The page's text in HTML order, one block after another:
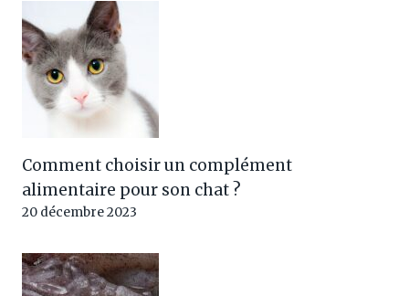
Comment choisir un complément
alimentaire pour son chat ?
20 décembre 2023